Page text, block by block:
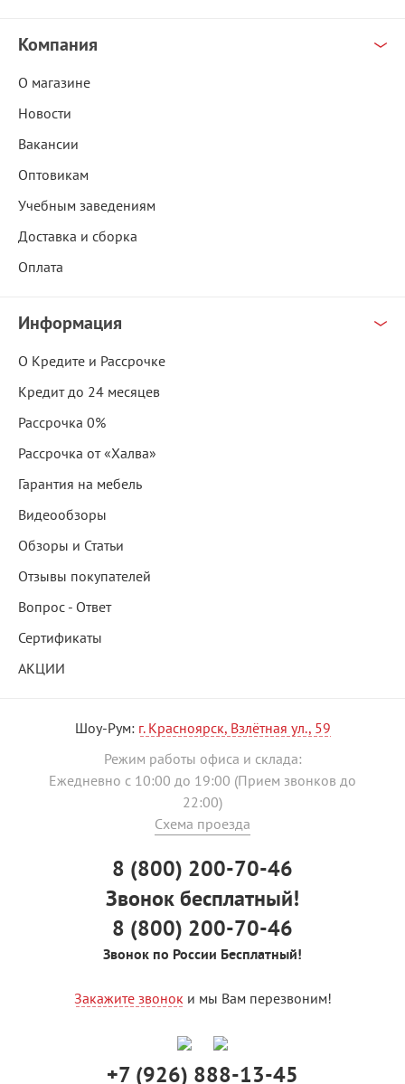
Компания
О магазине
Новости
Вакансии
Оптовикам
Учебным заведениям
Доставка и сборка
Оплата
Информация
О Кредите и Рассрочке
Кредит до 24 месяцев
Рассрочка 0%
Рассрочка от «Халва»
Гарантия на мебель
Видеообзоры
Обзоры и Статьи
Отзывы покупателей
Вопрос - Ответ
Сертификаты
АКЦИИ
Шоу-Рум: г. Красноярск, Взлётная ул., 59
Режим работы офиса и склада:
Ежедневно с 10:00 до 19:00 (Прием звонков до
22:00)
Схема проезда
8 (800) 200-70-46
Звонок бесплатный!
8 (800) 200-70-46
Звонок по России Бесплатный!
Закажите звоноки мы Вам перезвоним!
+7 (926) 888-13-45